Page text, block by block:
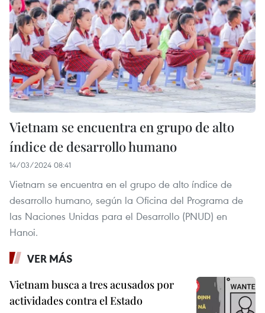
Vietnam se encuentra en grupo de alto
índice de desarrollo humano
14/03/2024 08:41
Vietnam se encuentra en el grupo de alto índice de
desarrollo humano, según la Oficina del Programa de
las Naciones Unidas para el Desarrollo (PNUD) en
Hanoi.
VER MÁS
Vietnam busca a tres acusados por
actividades contra el Estado